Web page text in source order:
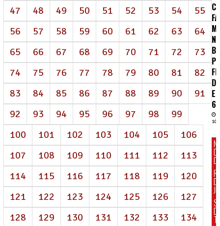
47
48 49 50 51 52 53 54
55
56
57 58 59 60 61 62 63
64
65
66 67 68 69 70 71 72
73
74
75 76 77 78 79 80 81
82
83
84 85 86 87 88 89 90
91
92
93 94 95 96 97 98
99
100
101 102 103 104 105
106
107
108 109 110 111 112
113
114
115 116 117 118 119
120
121
122 123 124 125 126
127
128
129 130 131 132 133
134
NO
DA
10/
DE